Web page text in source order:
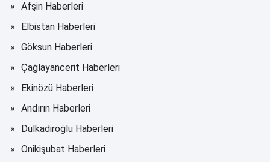
Afşin Haberleri
Elbistan Haberleri
Göksun Haberleri
Çağlayancerit Haberleri
Ekinözü Haberleri
Andırın Haberleri
Dulkadiroğlu Haberleri
Onikişubat Haberleri